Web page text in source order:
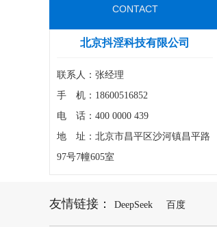
CONTACT
北京抖淫科技有限公司
联系人：张经理
手 机：18600516852
电 话：400 0000 439
地 址：北京市昌平区沙河镇昌平路
97号7幢605室
友情链接： DeepSeek 百度